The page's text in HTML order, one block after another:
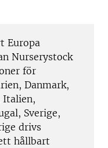
Europa
Nurserystock
för
Danmark,
Italien,
Sverige,
drivs
hållbart